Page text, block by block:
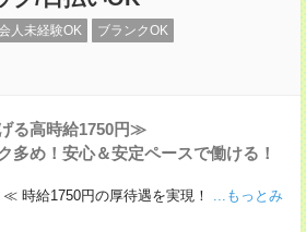
人未経験OK ブランクOK
る高時給1750円≫
多め！安心＆安定ペースで働ける！
時給1750円の厚待遇を実現！
...もっとみ